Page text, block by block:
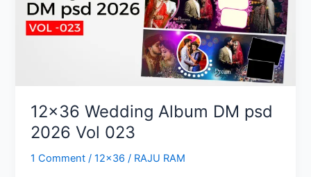
12×36 Wedding Album DM psd
2026 Vol 023
1 Comment /12x36 / RAJU RAM